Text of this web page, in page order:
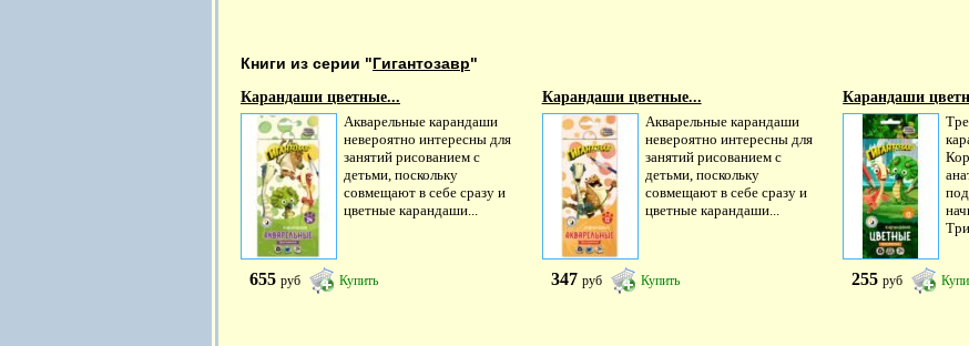
Книги из серии "Гигантозавр"
Карандаши цветные...
Акварельные карандаши
невероятно интересны для
занятий рисованием с
детьми, поскольку
совмещают в себе сразу и
цветные карандаши...
655 руб Купить
Карандаши цветные...
Акварельные карандаши
невероятно интересны для
занятий рисованием с
детьми, поскольку
совмещают в себе сразу и
цветные карандаши...
347 руб Купить
Карандаши
255руб